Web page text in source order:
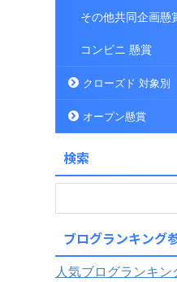
その他共同企画懸
コンビニ 懸賞
クローズド 対象別
オープン懸賞
検索
ブログランキング
人気ブログランキン